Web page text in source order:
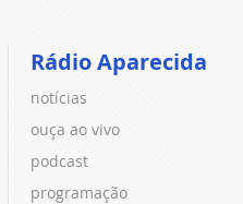
Rádio Aparecida
notícias
ouça ao vivo
podcast
programação